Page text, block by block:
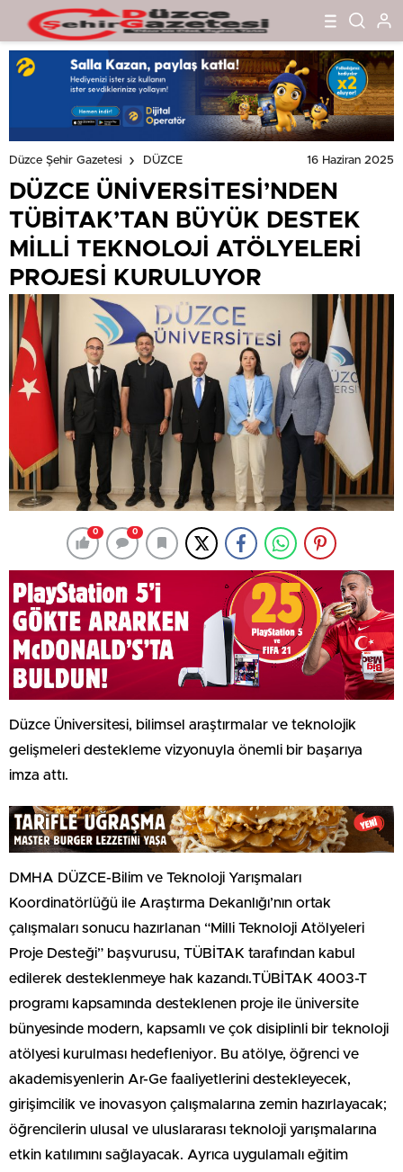
Düzce Şehir Gazetesi DÜZCE 16 Haziran 2025
DÜZCE ÜNİVERSİTESİ’NDEN
TÜBİTAK’TAN BÜYÜK DESTEK
MİLLİ TEKNOLOJİ ATÖLYELERİ
PROJESİ KURULUYOR
0 0
Düzce Üniversitesi, bilimsel araştırmalar ve teknolojik
gelişmeleri destekleme vizyonuyla önemli bir başarıya
imza attı.
DMHA DÜZCE-Bilim ve Teknoloji Yarışmaları
Koordinatörlüğü ile Araştırma Dekanlığı’nın ortak
çalışmaları sonucu hazırlanan “Milli Teknoloji Atölyeleri
Proje Desteği” başvurusu, TÜBİTAK tarafından kabul
edilerek desteklenmeye hak kazandı.TÜBİTAK 4003-T
programı kapsamında desteklenen proje ile üniversite
bünyesinde modern, kapsamlı ve çok disiplinli bir teknoloji
atölyesi kurulması hedefleniyor. Bu atölye, öğrenci ve
akademisyenlerin Ar-Ge faaliyetlerini destekleyecek,
girişimcilik ve inovasyon çalışmalarına zemin hazırlayacak;
öğrencilerin ulusal ve uluslararası teknoloji yarışmalarına
etkin katılımını sağlayacak. Ayrıca uygulamalı eğitim